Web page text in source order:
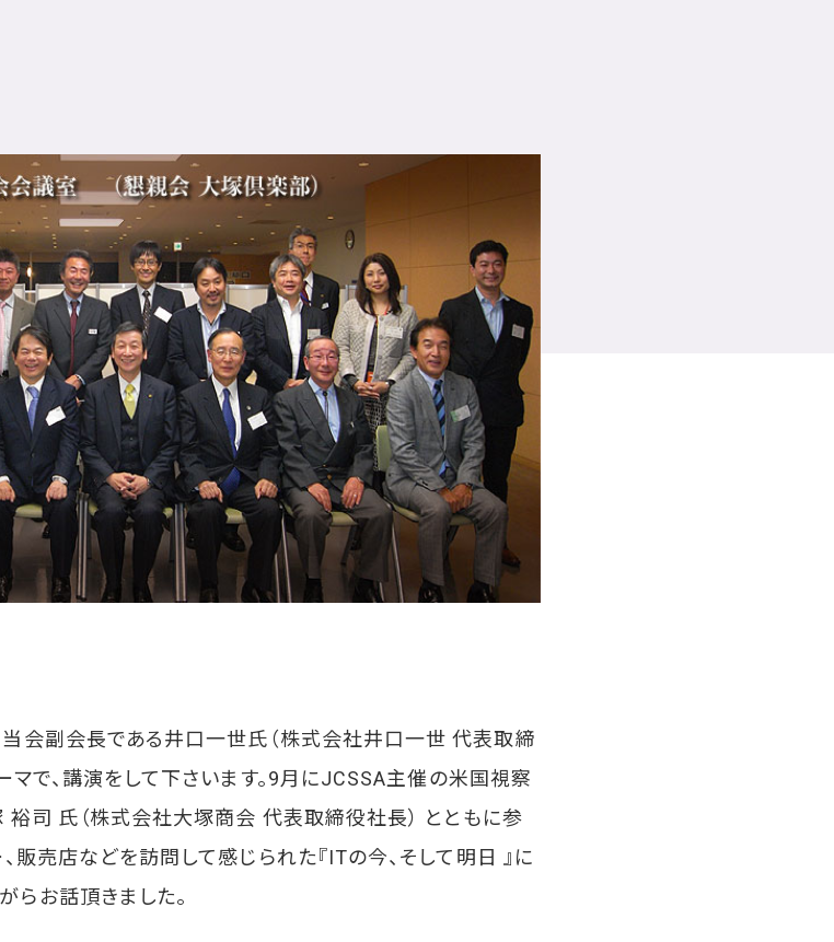
当会副会長である井口一世氏（株式会社井口一世 代表取締
マで、講演をして下さいます。9月にJCSSA主催の米国視察
裕司 氏（株式会社大塚商会 代表取締役社長） とともに参
販売店などを訪問して感じられた『ITの今、そして明日 』に
らお話頂きました。